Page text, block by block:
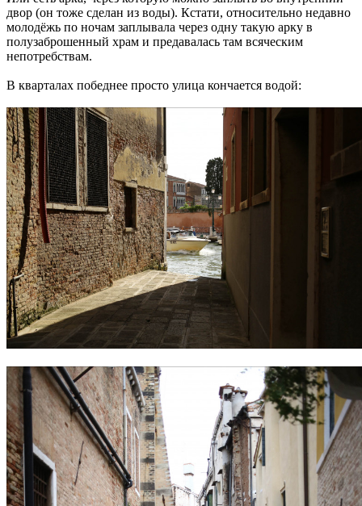
двор (он тоже сделан из воды). Кстати, относительно недавно
молодёжь по ночам заплывала через одну такую арку в
полузаброшенный храм и предавалась там всяческим
непотребствам.
В кварталах победнее просто улица кончается водой: